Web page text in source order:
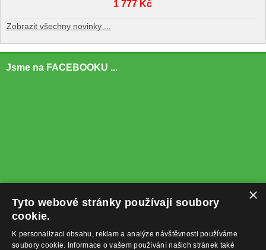
1 777 Kč
Zobrazit všechny novinky ...
Jsme na FACEBOOKU ...
×
Tyto webové stránky používají soubory
cookie.
K personalizaci obsahu, reklam a analýze návštěvnosti používáme
soubory cookie. Informace o vašem používání našich stránek také